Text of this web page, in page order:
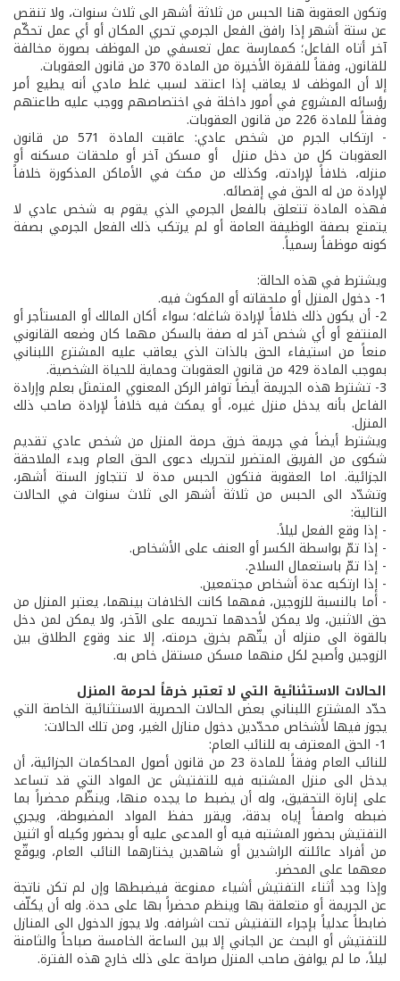
وتكون العقوبة هنا الحبس من ثلاثة أشهر الى ثلاث سنوات، ولا تنقص
عن ستة أشهر إذا رافق الفعل الجرمي تحري المكان أو أي عمل تحكّم
آخر أتاه الفاعل؛ كممارسة عمل تعسفي من الموظف بصورة مخالفة
للقانون، وفقاً للفقرة الأخيرة من المادة 370 من قانون العقوبات.
إلا أن الموظف لا يعاقب إذا اعتقد لسبب غلط مادي أنه يطيع أمر
رؤسائه المشروع في أمور داخلة في اختصاصهم ووجب عليه طاعتهم
وفقاً للمادة 226 من قانون العقوبات.
- ارتكاب الجرم من شخص عادي: عاقبت المادة 571 من قانون
العقوبات كل من دخل منزل أو مسكن آخر أو ملحقات مسكنه أو
منزله، خلافاً لإرادته، وكذلك من مكث في الأماكن المذكورة خلافاً
لإرادة من له الحق في إقصائه.
فهذه المادة تتعلق بالفعل الجرمي الذي يقوم به شخص عادي لا
يتمتع بصفة الوظيفة العامة أو لم يرتكب ذلك الفعل الجرمي بصفة
كونه موظفاً رسمياً.
ويشترط في هذه الحالة:
1- دخول المنزل أو ملحقاته أو المكوث فيه.
2- أن يكون ذلك خلافاً لإرادة شاغله؛ سواء أكان المالك أو المستأجر أو
المنتفع أو أي شخص آخر له صفة بالسكن مهما كان وضعه القانوني
منعاً من استيفاء الحق بالذات الذي يعاقب عليه المشترع اللبناني
بموجب المادة 429 من قانون العقوبات وحماية للحياة الشخصية.
3- تشترط هذه الجريمة أيضاً توافر الركن المعنوي المتمثل بعلم وإرادة
الفاعل بأنه يدخل منزل غيره، أو يمكث فيه خلافاً لإرادة صاحب ذلك
المنزل.
ويشترط أيضاً في جريمة خرق حرمة المنزل من شخص عادي تقديم
شكوى من الفريق المتضرر لتحريك دعوى الحق العام وبدء الملاحقة
الجزائية. اما العقوبة فتكون الحبس مدة لا تتجاوز الستة أشهر،
وتشدّد الى الحبس من ثلاثة أشهر الى ثلاث سنوات في الحالات
التالية:
- إذا وقع الفعل ليلاً.
- إذا تمّ بواسطة الكسر أو العنف على الأشخاص.
- إذا تمّ باستعمال السلاح.
- إذا ارتكبه عدة أشخاص مجتمعين.
- أما بالنسبة للزوجين، فمهما كانت الخلافات بينهما، يعتبر المنزل من
حق الاثنين، ولا يمكن لأحدهما تحريمه على الآخر، ولا يمكن لمن دخل
بالقوة الى منزله أن يتّهم بخرق حرمته، إلا عند وقوع الطلاق بين
الزوجين وأصبح لكل منهما مسكن مستقل خاص به.
الحالات الاستثنائية التي لا تعتبر خرقاً لحرمة المنزل
حدّد المشترع اللبناني بعض الحالات الحصرية الاستثنائية الخاصة التي
يجوز فيها لأشخاص محدّدين دخول منازل الغير، ومن تلك الحالات:
1- الحق المعترف به للنائب العام:
للنائب العام وفقاً للمادة 23 من قانون أصول المحاكمات الجزائية، أن
يدخل الى منزل المشتبه فيه للتفتيش عن المواد التي قد تساعد
على إنارة التحقيق، وله أن يضبط ما يجده منها، وينظّم محضراً بما
ضبطه واصفاً إياه بدقة، ويقرر حفظ المواد المضبوطة، ويجري
التفتيش بحضور المشتبه فيه أو المدعى عليه أو بحضور وكيله أو اثنين
من أفراد عائلته الراشدين أو شاهدين يختارهما النائب العام، ويوقّع
معهما على المحضر.
وإذا وجد أثناء التفتيش أشياء ممنوعة فيضبطها وإن لم تكن ناتجة
عن الجريمة أو متعلقة بها وينظم محضراً بها على حدة. وله أن يكلّف
ضابطاً عدلياً بإجراء التفتيش تحت اشرافه. ولا يجوز الدخول الى المنازل
للتفتيش أو البحث عن الجاني إلا بين الساعة الخامسة صباحاً والثامنة
ليلاً، ما لم يوافق صاحب المنزل صراحة على ذلك خارج هذه الفترة.